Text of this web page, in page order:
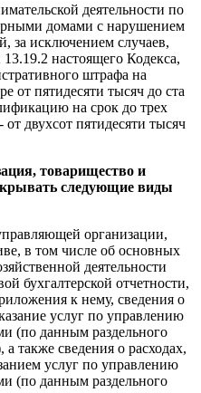
деятельности по
домами с нарушением
за исключением случаев,
настоящего Кодекса,
штрафа на
от пятидесяти тысяч до ста
на срок до трех
двухсот пятидесяти тысяч
товарищество и
следующие виды
организации,
в том числе об основных
деятельности
бухгалтерской отчетности,
к нему, сведения о
услуг по управлению
(по данным раздельного
а также сведения о расходах,
услуг по управлению
(по данным раздельного